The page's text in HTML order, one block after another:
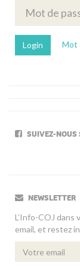
Mot
SUIVEZ-NOUS
NEWSLETTER
L’Info-COJ
email, et restez